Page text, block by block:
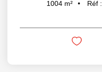
1004 m² Réf :